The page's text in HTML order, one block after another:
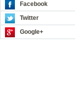
Facebook
Twitter
Google+